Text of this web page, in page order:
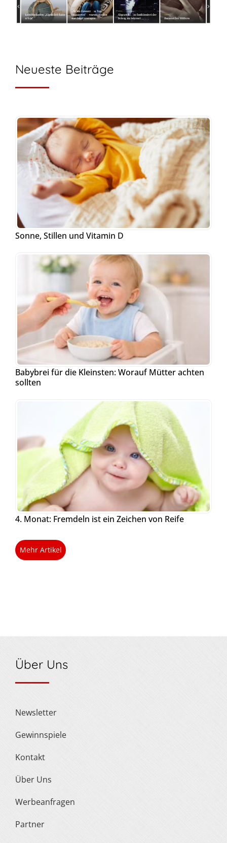
Neueste Beiträge
Sonne, Stillen und Vitamin D
Babybrei für die Kleinsten: Worauf Mütter achten
sollten
4. Monat: Fremdeln ist ein Zeichen von Reife
Mehr Artikel
Über Uns
Newsletter
Gewinnspiele
Kontakt
Über Uns
Werbeanfragen
Partner